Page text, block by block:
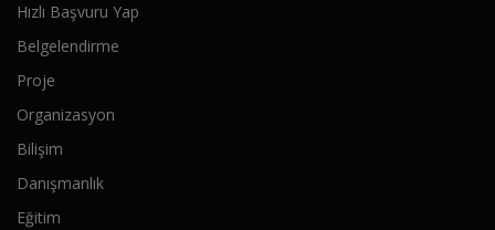
Hızlı Başvuru Yap
Belgelendirme
Proje
Organizasyon
Bilişim
Danışmanlık
Eğitim